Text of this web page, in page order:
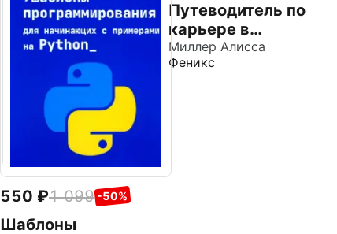
550 1 099 -50%
Шаблоны
Путеводитель по
карьере в
кибербезопасности
Миллер Алисса
Феникс